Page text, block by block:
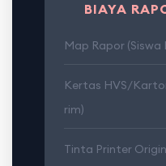
BIAYA
Map Rapor (Siswa
Kertas HVS/
rim)
Tinta Printer